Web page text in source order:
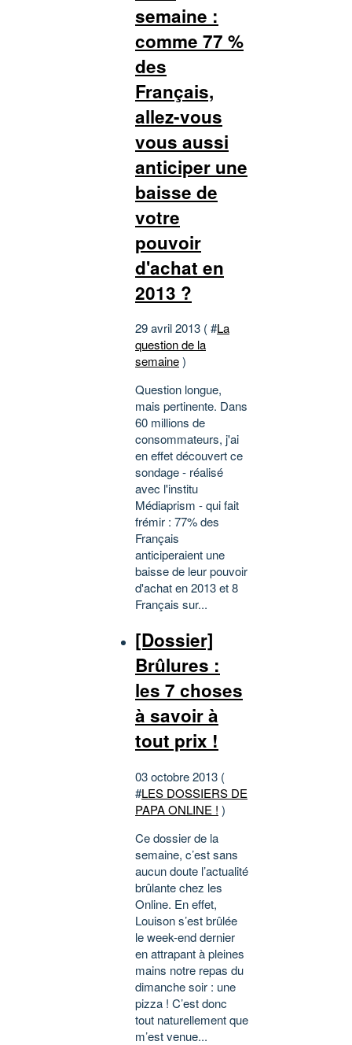
semaine :
comme 77 %
des
Français,
allez-vous
vous aussi
anticiper une
baisse de
votre
pouvoir
d'achat en
2013 ?
29 avril 2013 ( #La
question de la
semaine)
Question longue,
mais pertinente. Dans
60 millions de
consommateurs, j'ai
en effet découvert ce
sondage - réalisé
avec l'institu
Médiaprism - qui fait
frémir : 77% des
Français
anticiperaient une
baisse de leur pouvoir
d'achat en 2013 et 8
Français sur...
[Dossier]
Brûlures :
les 7 choses
à savoir à
tout prix !
03 octobre 2013 (
#LES DOSSIERS DE
PAPA ONLINE ! )
Ce dossier de la
semaine, c’est sans
aucun doute l’actualité
brûlante chez les
Online. En effet,
Louison s’est brûlée
le week-end dernier
en attrapant à pleines
mains notre repas du
dimanche soir : une
pizza ! C’est donc
tout naturellement que
m’est venue...